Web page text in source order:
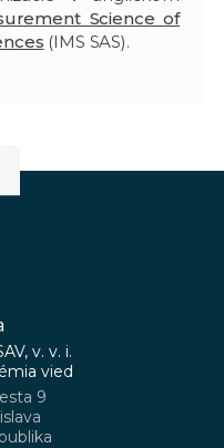
Science of
(IMS SAS).
v. v. i.
vied
9